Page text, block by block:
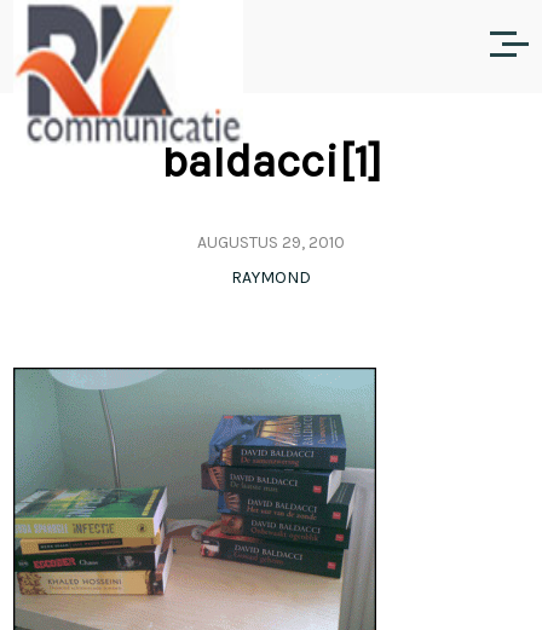
baldacci[1]
AUGUSTUS 29, 2010
RAYMOND